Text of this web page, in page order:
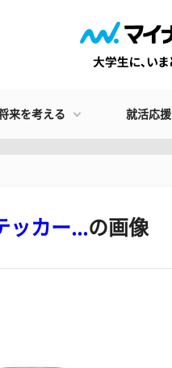
来を考える 就活応援
ッカー...の画像